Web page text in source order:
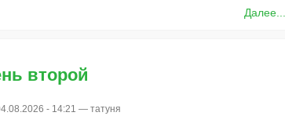
Далее...
второй
- 14:21 — татуня